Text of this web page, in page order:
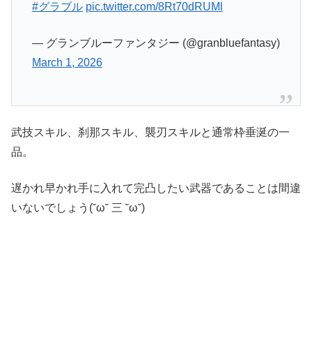
#グラブル pic.twitter.com/8Rt70dRUMl
— グランブルーファンタジー (@granbluefantasy)
March 1, 2026
武技スキル、刹那スキル、襲刃スキルと通常枠垂涎の一
品。
遅かれ早かれ手に入れて完凸したい武器であることは間違
いないでしょう(˘ω˘ 三 ˘ω˘)